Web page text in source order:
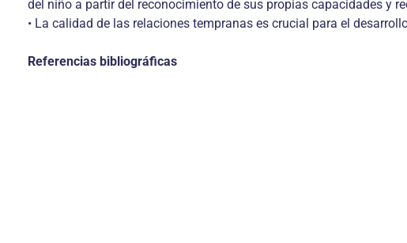
del niño a partir del reconocimiento de sus propias capacidades y
• La calidad de las relaciones tem­pranas es crucial para el
Referencias bibliográficas